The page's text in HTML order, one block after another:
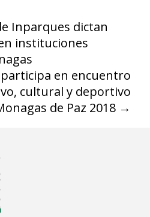
Inparques dictan
instituciones
en encuentro
cultural y deportivo
de Paz 2018 →